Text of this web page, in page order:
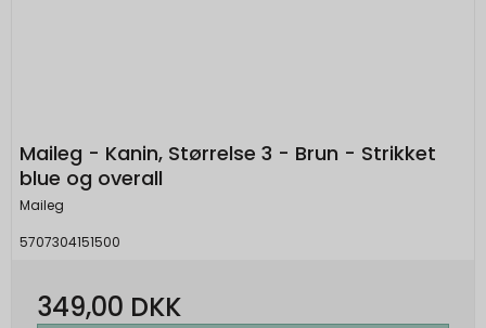
Maileg - Kanin, Størrelse 3 - Brun - Strikket
blue og overall
Maileg
5707304151500
349,00 DKK